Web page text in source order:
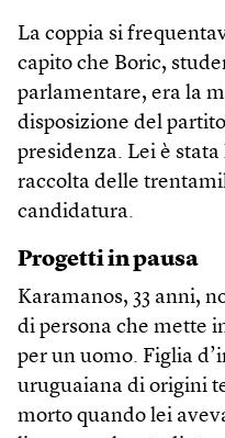
La coppia si
capito che Boric,
parlamentare, era la
disposizione del
presidenza. Lei è
raccolta delle
candidatura.
Progetti in pausa
Karamanos, 33 anni,
di persona che mette
per un uomo. Figlia
uruguaiana di origini
morto quando lei